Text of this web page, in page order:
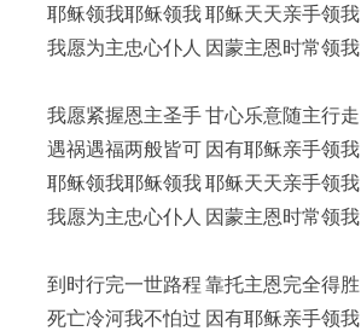
耶稣领我耶稣领我 耶稣天天亲手领我
我愿为主忠心仆人 因蒙主恩时常领我
我愿紧握恩主圣手 甘心乐意随主行走
遇祸遇福两般皆可 因有耶稣亲手领我
耶稣领我耶稣领我 耶稣天天亲手领我
我愿为主忠心仆人 因蒙主恩时常领我
到时行完一世路程 靠托主恩完全得胜
死亡冷河我不怕过 因有耶稣亲手领我